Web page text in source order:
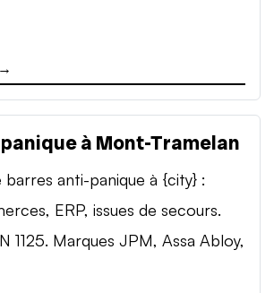
à Mont-Tramelan
anti-panique à {city} :
ERP, issues de secours.
1125. Marques JPM, Assa Abloy,